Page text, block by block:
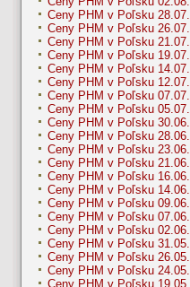
Ceny PHM v Poľsku 28.07.
Ceny PHM v Poľsku 26.07.
Ceny PHM v Poľsku 21.07.
Ceny PHM v Poľsku 19.07.
Ceny PHM v Poľsku 14.07.
Ceny PHM v Poľsku 12.07.
Ceny PHM v Poľsku 07.07.
Ceny PHM v Poľsku 05.07.
Ceny PHM v Poľsku 30.06.
Ceny PHM v Poľsku 28.06.
Ceny PHM v Poľsku 23.06.
Ceny PHM v Poľsku 21.06.
Ceny PHM v Poľsku 16.06.
Ceny PHM v Poľsku 14.06.
Ceny PHM v Poľsku 09.06.
Ceny PHM v Poľsku 07.06.
Ceny PHM v Poľsku 02.06.
Ceny PHM v Poľsku 31.05.
Ceny PHM v Poľsku 26.05.
Ceny PHM v Poľsku 24.05.
Ceny PHM v Poľsku 19.05.